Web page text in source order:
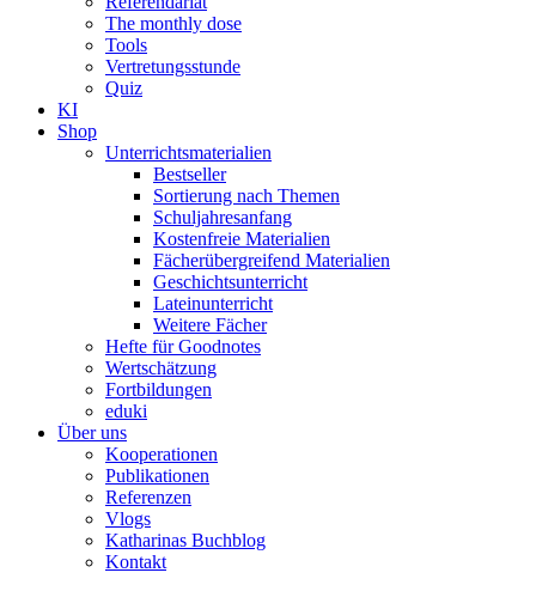
The monthly dose
Tools
Vertretungsstunde
Quiz
KI
Shop
Unterrichtsmaterialien
Bestseller
Sortierung nach Themen
Schuljahresanfang
Kostenfreie Materialien
Fächerübergreifend Materialien
Geschichtsunterricht
Lateinunterricht
Weitere Fächer
Hefte für Goodnotes
Wertschätzung
Fortbildungen
eduki
Über uns
Kooperationen
Publikationen
Referenzen
Vlogs
Katharinas Buchblog
Kontakt